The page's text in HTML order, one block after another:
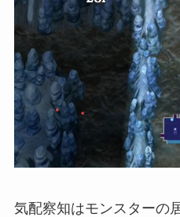
気配察知はモンスターの